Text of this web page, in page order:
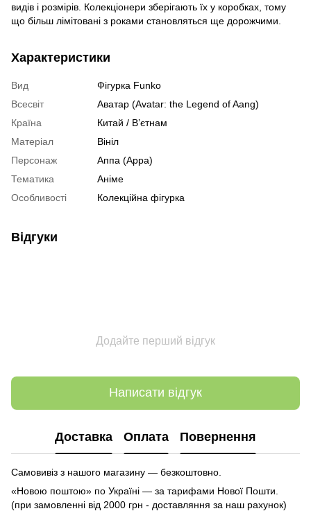
видів і розмірів. Колекціонери зберігають їх у коробках, тому
що більш лімітовані з роками становляться ще дорожчими.
Характеристики
Вид
Фігурка Funko
Всесвіт
Аватар (Avatar: the Legend of Aang)
Країна
Китай / В’єтнам
Матеріал
Вініл
Персонаж
Аппа (Appa)
Тематика
Аніме
Особливості
Колекційна фігурка
Відгуки
Додайте перший відгук
Написати відгук
Доставка Оплата Повернення
Самовивіз з нашого магазину — безкоштовно.
«Новою поштою» по Україні — за тарифами Нової Пошти.
(при замовленні від 2000 грн - доставляння за наш рахунок)